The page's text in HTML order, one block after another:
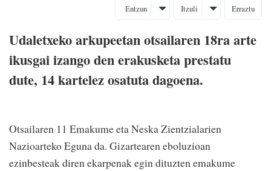
Entzun Itzuli Erraztu
Udaletxeko arkupeetan otsailaren 18ra arte
ikusgai izango den erakusketa prestatu
dute, 14 kartelez osatuta dagoena.
Otsailaren 11 Emakume eta Neska Zientzialarien
Nazioarteko Eguna da. Gizartearen eboluzioan
ezinbesteak diren ekarpenak egin dituzten emakume